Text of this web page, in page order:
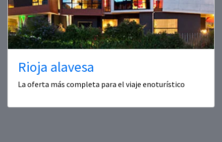
Rioja alavesa
La oferta más completa para el viaje enoturístico